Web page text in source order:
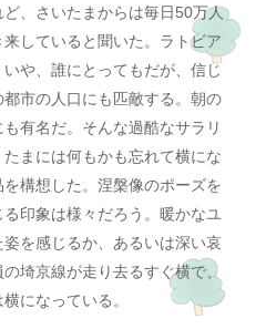
、さいたまからは毎日50万人
していると聞いた。ラトビア
や、誰にとってもだが、信じ
市の人口にも匹敵する。朝の
有名だ。そんな過酷なサラリ
まには何もかも忘れて横にな
構想した。涅槃像のポーズを
印象は様々だろう。暖かなユ
を感じるか、あるいは深い哀
埼京線が走り去るすぐ横で、
になっている。